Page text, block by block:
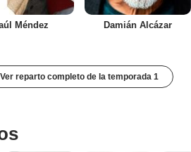
Méndez Damián Alcázar
Ver reparto completo de la temporada 1